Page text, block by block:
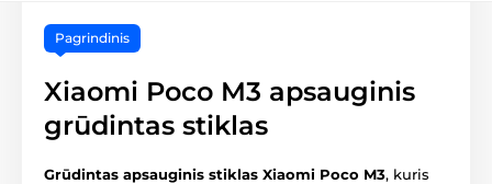
Pagrindinis
Xiaomi Poco M3 apsauginis
grūdintas stiklas
Grūdintas apsauginis stiklas Xiaomi Poco M3, kuris